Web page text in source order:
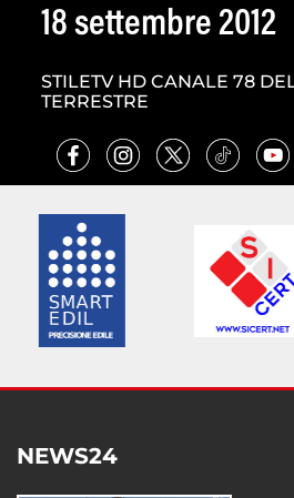
18 settembre 2012
STILETV HD CANALE 78
TERRESTRE
NEWS24